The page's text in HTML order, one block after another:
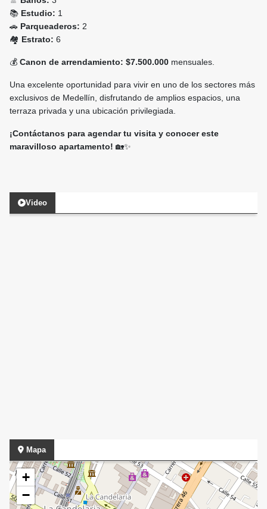
📚 Estudio: 1
🚗 Parqueaderos: 2
🏘️ Estrato: 6
💰 Canon de arrendamiento: $7.500.000 mensuales.
Una excelente oportunidad para vivir en uno de los sectores más
exclusivos de Medellín, disfrutando de amplios espacios, una
terraza privada y una ubicación privilegiada.
¡Contáctanos para agendar tu visita y conocer este
maravilloso apartamento! 🏡✨
Video
Mapa
+
−